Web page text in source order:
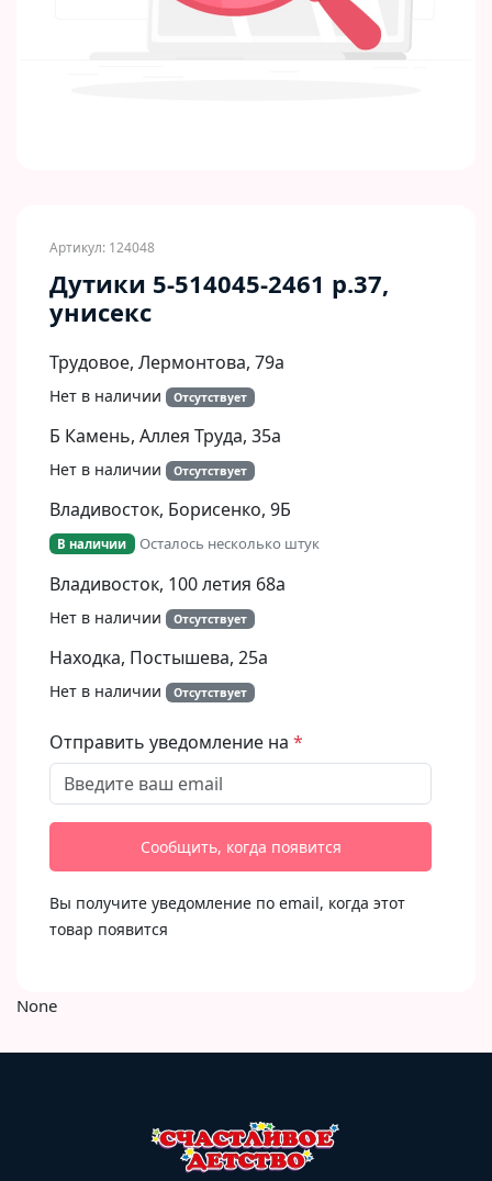
Артикул: 124048
Дутики 5-514045-2461 р.37,
унисекс
Трудовое, Лермонтова, 79а
Нет в наличии Отсутствует
Б Камень, Аллея Труда, 35а
Нет в наличии Отсутствует
Владивосток, Борисенко, 9Б​
В наличии Осталось несколько штук
Владивосток, 100 летия 68а
Нет в наличии Отсутствует
Находка, Постышева, 25а
Нет в наличии Отсутствует
Отправить уведомление на
Сообщить, когда появится
Вы получите уведомление по email, когда этот
товар появится
None